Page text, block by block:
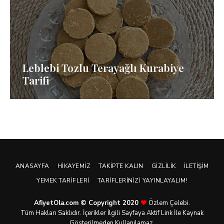
Leblebi Tozlu Terayağlı Kurabiye
Tarifi
ANASAYFA HIKAYEMIZ TAKIPTE KALIN GIZLILIK
İLETIŞIM
YEMEK TARIFLERI
TARIFLERINIZI YAYINLAYALIM!
AfiyetOla.com © Copyright 2020
Özlem Çelebi.
Tüm Hakları Saklıdır. İçerikler İlgili Sayfaya Aktif Link İle Kaynak